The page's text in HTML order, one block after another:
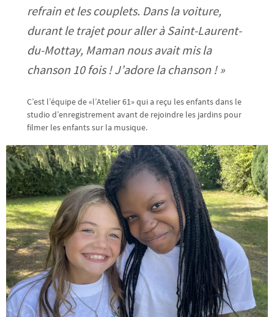
refrain et les couplets. Dans la voiture,
durant le trajet pour aller à Saint-Laurent-
du-Mottay, Maman nous avait mis la
chanson 10 fois ! J’adore la chanson ! »
C’est l’équipe de «l’Atelier 61» qui a reçu les enfants dans le
studio d’enregistrement avant de rejoindre les jardins pour
filmer les enfants sur la musique.